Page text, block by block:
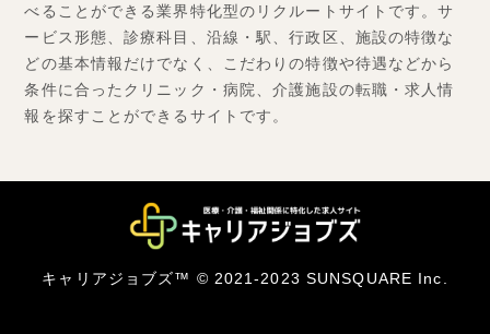
べることができる業界特化型のリクルートサイトです。サ
ービス形態、診療科目、沿線・駅、行政区、施設の特徴な
どの基本情報だけでなく、こだわりの特徴や待遇などから
条件に合ったクリニック・病院、介護施設の転職・求人情
報を探すことができるサイトです。
キャリアジョブズ™ © 2021-2023 SUNSQUARE Inc.